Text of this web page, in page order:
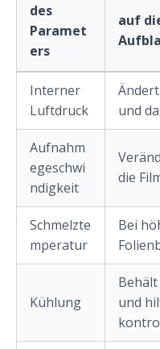
des
Paramet
ers
auf
Interner
Luftdruck
und
Aufnahm
egeschwi
ndigkeit
die
Schmelzte
mperatur
Bei
Kühlung
und